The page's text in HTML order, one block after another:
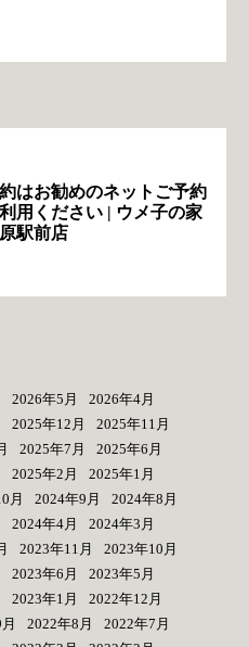
はお勧めのネットご予約
用ください | ウメ子の家
駅前店
2026年5月
2026年4月
2025年12月
2025年11月
2025年7月
2025年6月
2025年2月
2025年1月
月 2024年9月
2024年8月
2024年4月
2024年3月
2023年11月
2023年10月
2023年6月
2023年5月
2023年1月
2022年12月
2022年8月
2022年7月